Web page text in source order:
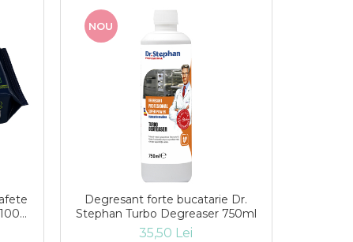
NOU
Degresant forte bucatarie Dr.
Stephan Turbo Degreaser 750ml
35,50 Lei